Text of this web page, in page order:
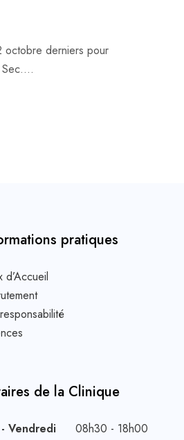
octobre derniers pour
pratiques
d’Accueil
de la Clinique
Vendredi 08h30 - 18h00